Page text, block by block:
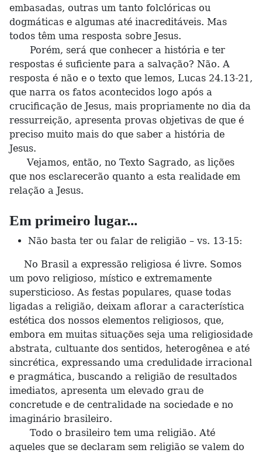
embasadas, outras um tanto folclóricas ou
dogmáticas e algumas até inacreditáveis. Mas
todos têm uma resposta sobre Jesus.
Porém, será que conhecer a história e ter
respostas é suficiente para a salvação? Não. A
resposta é não e o texto que lemos, Lucas 24.13-21,
que narra os fatos acontecidos logo após a
crucificação de Jesus, mais propriamente no dia da
ressurreição, apresenta provas objetivas de que é
preciso muito mais do que saber a história de
Jesus.
Vejamos, então, no Texto Sagrado, as lições
que nos esclarecerão quanto a esta realidade em
relação a Jesus.
Em primeiro lugar...
Não basta ter ou falar de religião – vs. 13-15:
No Brasil a expressão religiosa é livre. Somos
um povo religioso, místico e extremamente
supersticioso. As festas populares, quase todas
ligadas a religião, deixam aflorar a característica
estética dos nossos elementos religiosos, que,
embora em muitas situações seja uma religiosidade
abstrata, cultuante dos sentidos, heterogênea e até
sincrética, expressando uma credulidade irracional
e pragmática, buscando a religião de resultados
imediatos, apresenta um elevado grau de
concretude e de centralidade na sociedade e no
imaginário brasileiro.
Todo o brasileiro tem uma religião. Até
aqueles que se declaram sem religião se valem do